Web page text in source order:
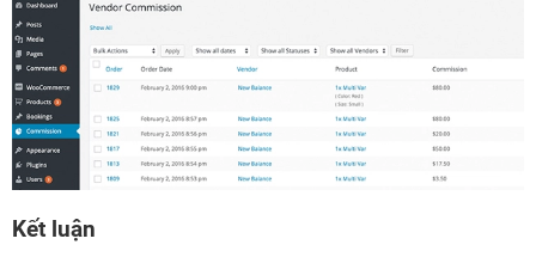
Kết luận